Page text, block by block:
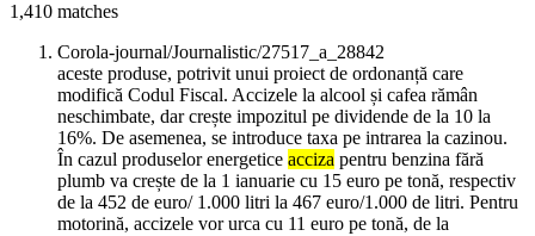
1,410 matches
Corola-journal/Journalistic/27517_a_28842
aceste produse, potrivit unui proiect de ordonanță care
modifică Codul Fiscal. Accizele la alcool și cafea rămân
neschimbate, dar crește impozitul pe dividende de la 10 la
16%. De asemenea, se introduce taxa pe intrarea la cazinou.
În cazul produselor energetice acciza pentru benzina fără
plumb va crește de la 1 ianuarie cu 15 euro pe tonă, respectiv
de la 452 de euro/ 1.000 litri la 467 euro/1.000 de litri. Pentru
motorină, accizele vor urca cu 11 euro pe tonă, de la